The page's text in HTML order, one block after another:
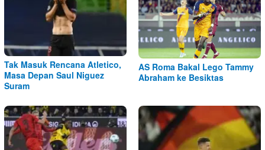
Tak Masuk Rencana Atletico,
Masa Depan Saul Niguez
Suram
AS Roma Bakal Lego Tammy
Abraham ke Besiktas